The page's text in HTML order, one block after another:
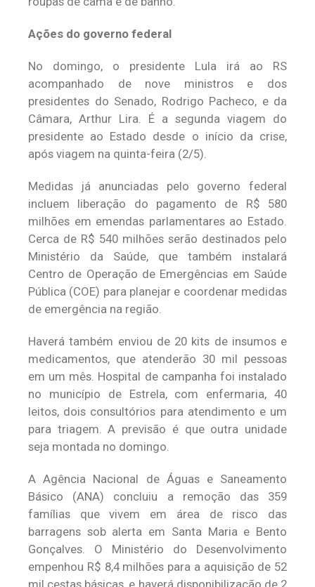
Ações do governo federal
No domingo, o presidente Lula irá ao RS
acompanhado de nove ministros e dos
presidentes do Senado, Rodrigo Pacheco, e da
Câmara, Arthur Lira. É a segunda viagem do
presidente ao Estado desde o início da crise,
após viagem na quinta-feira (2/5).
Medidas já anunciadas pelo governo federal
incluem liberação do pagamento de R$ 580
milhões em emendas parlamentares ao Estado.
Cerca de R$ 540 milhões serão destinados pelo
Ministério da Saúde, que também instalará
Centro de Operação de Emergências em Saúde
Pública (COE) para planejar e coordenar medidas
de emergência na região.
Haverá também enviou de 20 kits de insumos e
medicamentos, que atenderão 30 mil pessoas
em um mês. Hospital de campanha foi instalado
no município de Estrela, com enfermaria, 40
leitos, dois consultórios para atendimento e um
para triagem. A previsão é que outra unidade
seja montada no domingo.
A Agência Nacional de Águas e Saneamento
Básico (ANA) concluiu a remoção das 359
famílias que vivem em área de risco das
barragens sob alerta em Santa Maria e Bento
Gonçalves. O Ministério do Desenvolvimento
empenhou R$ 8,4 milhões para a aquisição de 52
mil cestas básicas, e haverá disponibilização de 2